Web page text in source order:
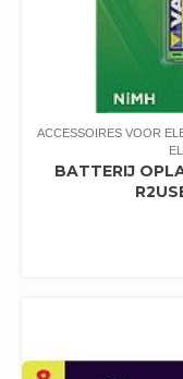
ACCESSOIRES VOOR
BATTERIJ